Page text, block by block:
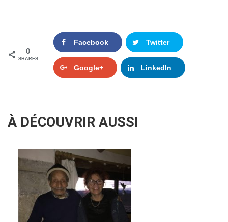
0
SHARES
Facebook Twitter
Google+ LinkedIn
À DÉCOUVRIR AUSSI